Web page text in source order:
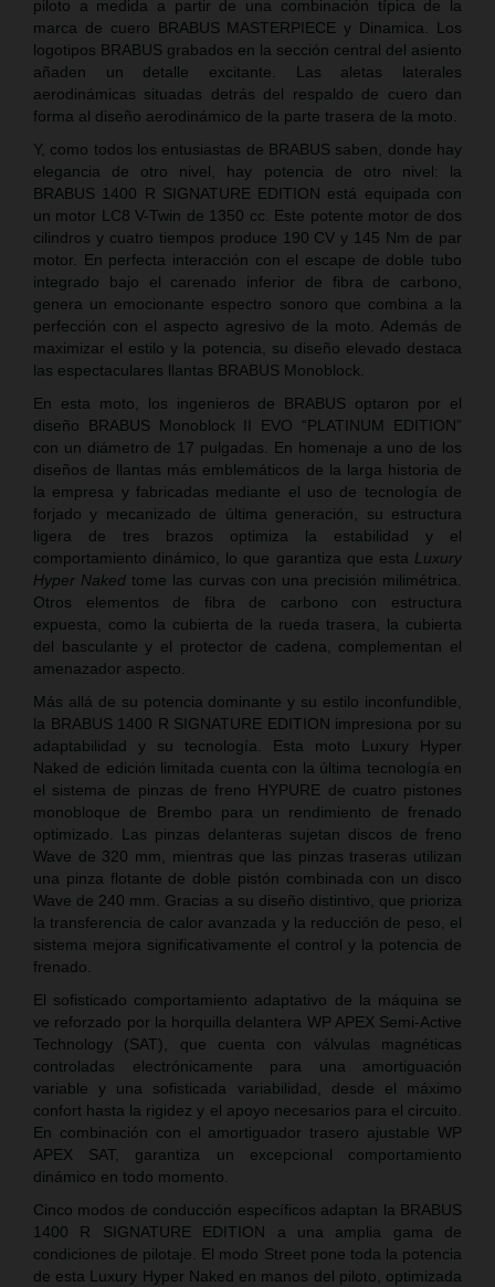
piloto a medida a partir de una combinación típica de la
marca de cuero BRABUS MASTERPIECE y Dinamica. Los
logotipos BRABUS grabados en la sección central del asiento
añaden un detalle excitante. Las aletas laterales
aerodinámicas situadas detrás del respaldo de cuero dan
forma al diseño aerodinámico de la parte trasera de la moto.
Y, como todos los entusiastas de BRABUS saben, donde hay
elegancia de otro nivel, hay potencia de otro nivel: la
BRABUS 1400 R SIGNATURE EDITION está equipada con
un motor LC8 V-Twin de 1350 cc. Este potente motor de dos
cilindros y cuatro tiempos produce 190 CV y 145 Nm de par
motor. En perfecta interacción con el escape de doble tubo
integrado bajo el carenado inferior de fibra de carbono,
genera un emocionante espectro sonoro que combina a la
perfección con el aspecto agresivo de la moto. Además de
maximizar el estilo y la potencia, su diseño elevado destaca
las espectaculares llantas BRABUS Monoblock.
En esta moto, los ingenieros de BRABUS optaron por el
diseño BRABUS Monoblock II EVO “PLATINUM EDITION”
con un diámetro de 17 pulgadas. En homenaje a uno de los
diseños de llantas más emblemáticos de la larga historia de
la empresa y fabricadas mediante el uso de tecnología de
forjado y mecanizado de última generación, su estructura
ligera de tres brazos optimiza la estabilidad y el
comportamiento dinámico, lo que garantiza que esta Luxury
Hyper Naked tome las curvas con una precisión milimétrica.
Otros elementos de fibra de carbono con estructura
expuesta, como la cubierta de la rueda trasera, la cubierta
del basculante y el protector de cadena, complementan el
amenazador aspecto.
Más allá de su potencia dominante y su estilo inconfundible,
la BRABUS 1400 R SIGNATURE EDITION impresiona por su
adaptabilidad y su tecnología. Esta moto Luxury Hyper
Naked de edición limitada cuenta con la última tecnología en
el sistema de pinzas de freno HYPURE de cuatro pistones
monobloque de Brembo para un rendimiento de frenado
optimizado. Las pinzas delanteras sujetan discos de freno
Wave de 320 mm, mientras que las pinzas traseras utilizan
una pinza flotante de doble pistón combinada con un disco
Wave de 240 mm. Gracias a su diseño distintivo, que prioriza
la transferencia de calor avanzada y la reducción de peso, el
sistema mejora significativamente el control y la potencia de
frenado.
El sofisticado comportamiento adaptativo de la máquina se
ve reforzado por la horquilla delantera WP APEX Semi-Active
Technology (SAT), que cuenta con válvulas magnéticas
controladas electrónicamente para una amortiguación
variable y una sofisticada variabilidad, desde el máximo
confort hasta la rigidez y el apoyo necesarios para el circuito.
En combinación con el amortiguador trasero ajustable WP
APEX SAT, garantiza un excepcional comportamiento
dinámico en todo momento.
Cinco modos de conducción específicos adaptan la BRABUS
1400 R SIGNATURE EDITION a una amplia gama de
condiciones de pilotaje. El modo Street pone toda la potencia
de esta Luxury Hyper Naked en manos del piloto, optimizada